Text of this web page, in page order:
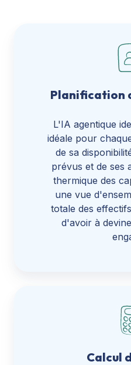
Planification
L'IA agentique
idéale pour
de sa
prévus et de ses
thermique des
une vue
totale des
d'avoir à
Calcul